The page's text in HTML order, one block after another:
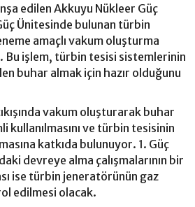
edilen Akkuyu Nükleer Güç
Ünitesinde bulunan türbin
amaçlı vakum oluşturma
işlem, türbin tesisi sistemlerinin
buhar almak için hazır olduğunu
vakum oluşturarak buhar
kullanılmasını ve türbin tesisinin
katkıda bulunuyor. 1. Güç
devreye alma çalışmalarının bir
ise türbin jeneratörünün gaz
edilmesi olacak.